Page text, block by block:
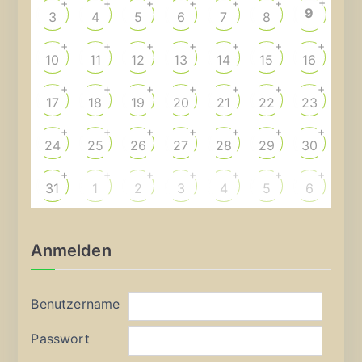
3
+
4
+
5
+
6
+
7
+
8
+
9
10
+
11
+
12
+
13
+
14
+
15
+
16
+
17
+
18
+
19
+
20
+
21
+
22
+
23
+
24
+
25
+
26
+
27
+
28
+
29
+
30
+
31
+
1
+
2
+
3
+
4
+
5
+
6
+
Anmelden
Benutzername
Passwort